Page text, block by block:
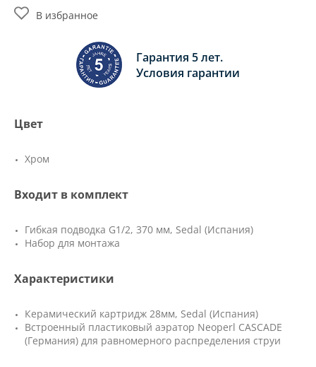
Гарантия 5 лет.
Условия гарантии
В избранное
Цвет
Хром
Входит в комплект
Гибкая подводка G1/2, 370 мм, Sedal (Испания)
Набор для монтажа
Характеристики
Керамический картридж 28мм, Sedal (Испания)
Встроенный пластиковый аэратор Neoperl CASCADE
(Германия) для равномерного распределения струи